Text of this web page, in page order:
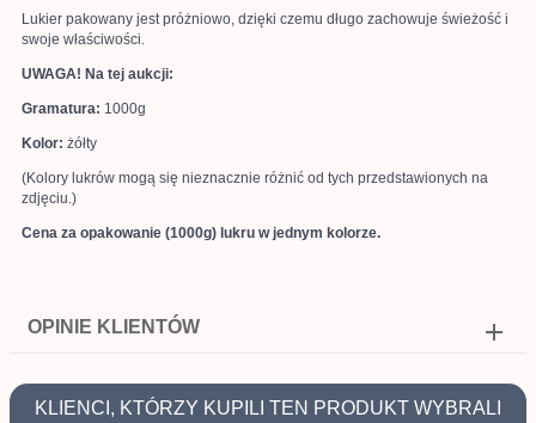
Lukier pakowany jest próżniowo, dzięki czemu długo zachowuje świeżość i
swoje właściwości.
UWAGA! Na tej aukcji:
Gramatura: 1000g
Kolor: żółty
(Kolory lukrów mogą się nieznacznie różnić od tych przedstawionych na
zdjęciu.)
Cena za opakowanie (1000g) lukru w jednym kolorze.
OPINIE KLIENTÓW
KLIENCI, KTÓRZY KUPILI TEN PRODUKT WYBRALI